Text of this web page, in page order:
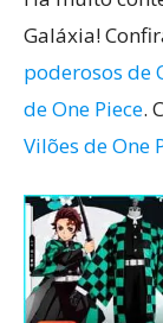
Galáxia!
poderosos de
de One Piece.
Vilões de One